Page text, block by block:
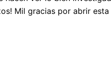
Mil gracias por abrir